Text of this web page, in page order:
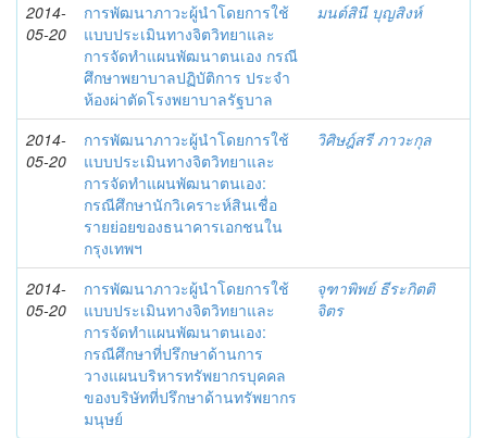
2014-
05-20
การพัฒนาภาวะผู้นำโดยการใช้
แบบประเมินทางจิตวิทยาและ
การจัดทำแผนพัฒนาตนเอง กรณี
ศึกษาพยาบาลปฏิบัติการ ประจำ
ห้องผ่าตัดโรงพยาบาลรัฐบาล
มนต์สินี บุญสิงห์
2014-
05-20
การพัฒนาภาวะผู้นำโดยการใช้
แบบประเมินทางจิตวิทยาและ
การจัดทำแผนพัฒนาตนเอง:
กรณีศึกษานักวิเคราะห์สินเชื่อ
รายย่อยของธนาคารเอกชนใน
กรุงเทพฯ
วิศิษฎ์สรี ภาวะกุล
2014-
05-20
การพัฒนาภาวะผู้นำโดยการใช้
แบบประเมินทางจิตวิทยาและ
การจัดทำแผนพัฒนาตนเอง:
กรณีศึกษาที่ปรึกษาด้านการ
วางแผนบริหารทรัพยากรบุคคล
ของบริษัทที่ปรึกษาด้านทรัพยากร
มนุษย์
จุฑาพิพย์ ธีระกิตติ
จิตร